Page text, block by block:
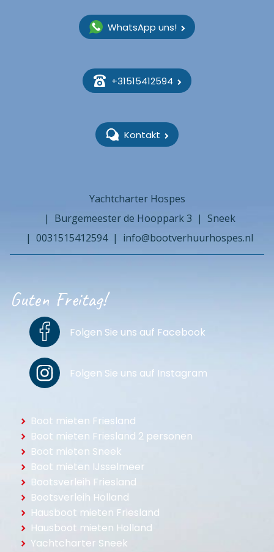
WhatsApp uns!
+31515412594
Kontakt
Yachtcharter Hospes
Burgemeester de Hooppark 3
Sneek
0031515412594
info@bootverhuurhospes.nl
Guten Freitag!
Folgen Sie uns auf Facebook
Folgen Sie uns auf Instagram
Boot mieten Friesland
Boot mieten Friesland 2 personen
Boot mieten Sneek
Boot mieten IJsselmeer
Bootsverleih Friesland
Bootsverleih Holland
Hausboot mieten Friesland
Hausboot mieten Holland
Yachtcharter Sneek